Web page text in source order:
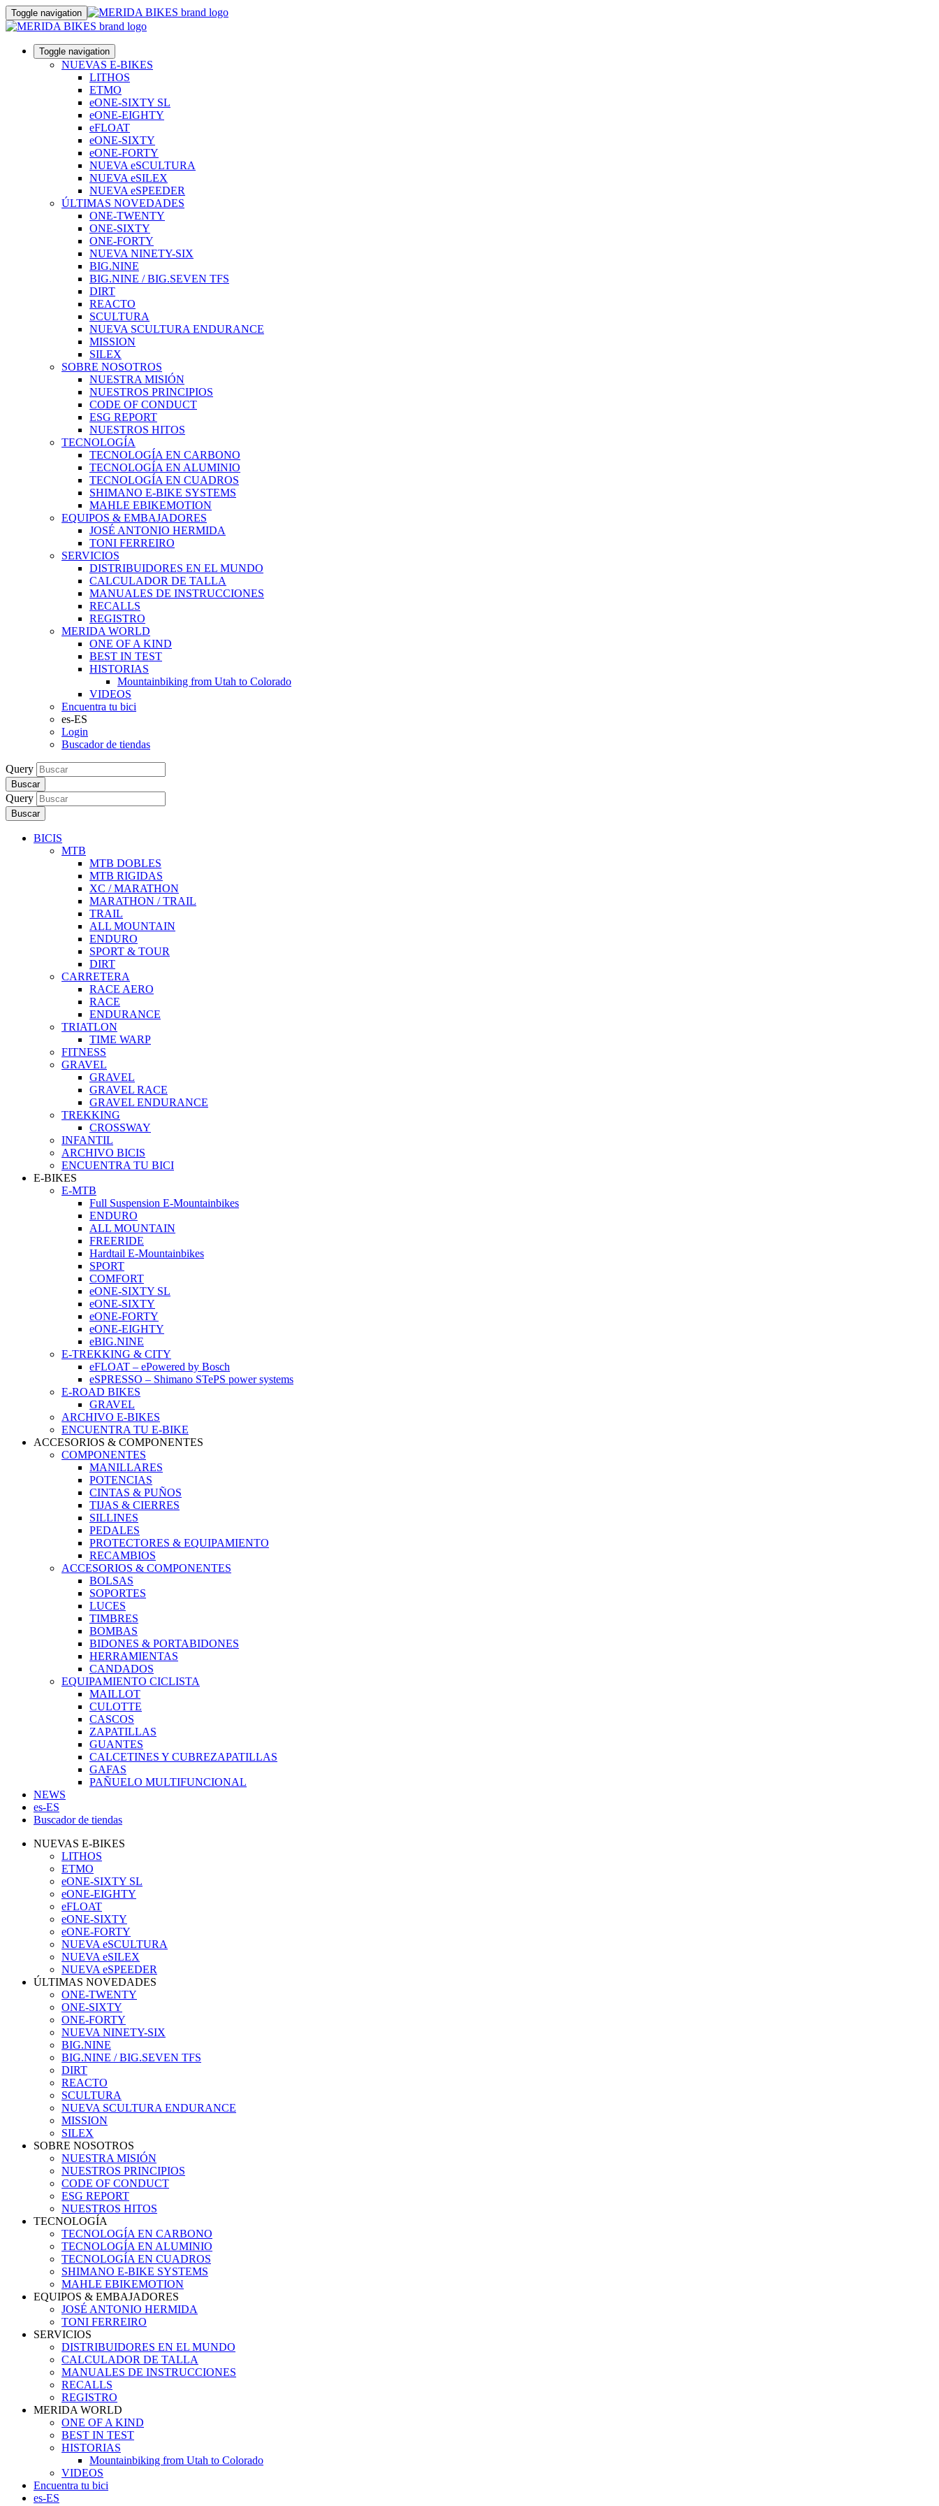
Toggle navigation
Toggle navigation
NUEVAS E-BIKES
LITHOS
ETMO
eONE-SIXTY SL
eONE-EIGHTY
eFLOAT
eONE-SIXTY
eONE-FORTY
NUEVA eSCULTURA
NUEVA eSILEX
NUEVA eSPEEDER
ÚLTIMAS NOVEDADES
ONE-TWENTY
ONE-SIXTY
ONE-FORTY
NUEVA NINETY-SIX
BIG.NINE
BIG.NINE / BIG.SEVEN TFS
DIRT
REACTO
SCULTURA
NUEVA SCULTURA ENDURANCE
MISSION
SILEX
SOBRE NOSOTROS
NUESTRA MISIÓN
NUESTROS PRINCIPIOS
CODE OF CONDUCT
ESG REPORT
NUESTROS HITOS
TECNOLOGÍA
TECNOLOGÍA EN CARBONO
TECNOLOGÍA EN ALUMINIO
TECNOLOGÍA EN CUADROS
SHIMANO E-BIKE SYSTEMS
MAHLE EBIKEMOTION
EQUIPOS & EMBAJADORES
JOSÉ ANTONIO HERMIDA
TONI FERREIRO
SERVICIOS
DISTRIBUIDORES EN EL MUNDO
CALCULADOR DE TALLA
MANUALES DE INSTRUCCIONES
RECALLS
REGISTRO
MERIDA WORLD
ONE OF A KIND
BEST IN TEST
HISTORIAS
Mountainbiking from Utah to Colorado
VIDEOS
Encuentra tu bici
es-ES
Login
Buscador de tiendas
Query
Buscar
Query
Buscar
BICIS
MTB
MTB DOBLES
MTB RIGIDAS
XC / MARATHON
MARATHON / TRAIL
TRAIL
ALL MOUNTAIN
ENDURO
SPORT & TOUR
DIRT
CARRETERA
RACE AERO
RACE
ENDURANCE
TRIATLON
TIME WARP
FITNESS
GRAVEL
GRAVEL
GRAVEL RACE
GRAVEL ENDURANCE
TREKKING
CROSSWAY
INFANTIL
ARCHIVO BICIS
ENCUENTRA TU BICI
E-BIKES
E-MTB
Full Suspension E-Mountainbikes
ENDURO
ALL MOUNTAIN
FREERIDE
Hardtail E-Mountainbikes
SPORT
COMFORT
eONE-SIXTY SL
eONE-SIXTY
eONE-FORTY
eONE-EIGHTY
eBIG.NINE
E-TREKKING & CITY
eFLOAT – ePowered by Bosch
eSPRESSO – Shimano STePS power systems
E-ROAD BIKES
GRAVEL
ARCHIVO E-BIKES
ENCUENTRA TU E-BIKE
ACCESORIOS & COMPONENTES
COMPONENTES
MANILLARES
POTENCIAS
CINTAS & PUÑOS
TIJAS & CIERRES
SILLINES
PEDALES
PROTECTORES & EQUIPAMIENTO
RECAMBIOS
ACCESORIOS & COMPONENTES
BOLSAS
SOPORTES
LUCES
TIMBRES
BOMBAS
BIDONES & PORTABIDONES
HERRAMIENTAS
CANDADOS
EQUIPAMIENTO CICLISTA
MAILLOT
CULOTTE
CASCOS
ZAPATILLAS
GUANTES
CALCETINES Y CUBREZAPATILLAS
GAFAS
PAÑUELO MULTIFUNCIONAL
NEWS
es-ES
Buscador de tiendas
NUEVAS E-BIKES
LITHOS
ETMO
eONE-SIXTY SL
eONE-EIGHTY
eFLOAT
eONE-SIXTY
eONE-FORTY
NUEVA eSCULTURA
NUEVA eSILEX
NUEVA eSPEEDER
ÚLTIMAS NOVEDADES
ONE-TWENTY
ONE-SIXTY
ONE-FORTY
NUEVA NINETY-SIX
BIG.NINE
BIG.NINE / BIG.SEVEN TFS
DIRT
REACTO
SCULTURA
NUEVA SCULTURA ENDURANCE
MISSION
SILEX
SOBRE NOSOTROS
NUESTRA MISIÓN
NUESTROS PRINCIPIOS
CODE OF CONDUCT
ESG REPORT
NUESTROS HITOS
TECNOLOGÍA
TECNOLOGÍA EN CARBONO
TECNOLOGÍA EN ALUMINIO
TECNOLOGÍA EN CUADROS
SHIMANO E-BIKE SYSTEMS
MAHLE EBIKEMOTION
EQUIPOS & EMBAJADORES
JOSÉ ANTONIO HERMIDA
TONI FERREIRO
SERVICIOS
DISTRIBUIDORES EN EL MUNDO
CALCULADOR DE TALLA
MANUALES DE INSTRUCCIONES
RECALLS
REGISTRO
MERIDA WORLD
ONE OF A KIND
BEST IN TEST
HISTORIAS
Mountainbiking from Utah to Colorado
VIDEOS
Encuentra tu bici
es-ES